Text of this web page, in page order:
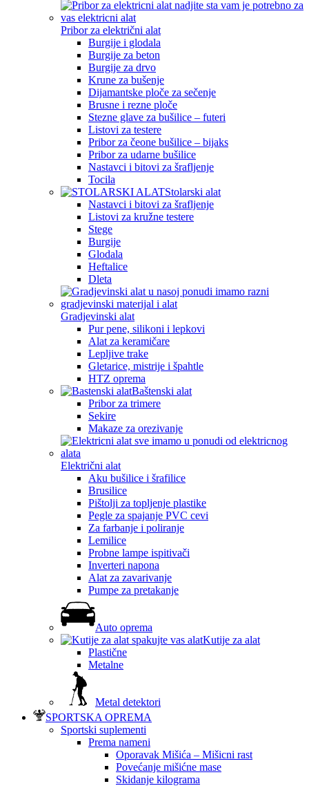
Pribor za električni alat
Burgije i glodala
Burgije za beton
Burgije za drvo
Krune za bušenje
Dijamantske ploče za sečenje
Brusne i rezne ploče
Stezne glave za bušilice – futeri
Listovi za testere
Pribor za čeone bušilice – bijaks
Pribor za udarne bušilice
Nastavci i bitovi za šrafljenje
Tocila
Stolarski alat
Nastavci i bitovi za šrafljenje
Listovi za kružne testere
Stege
Burgije
Glodala
Heftalice
Dleta
Gradjevinski alat
Pur pene, silikoni i lepkovi
Alat za keramičare
Lepljive trake
Gletarice, mistrije i špahtle
HTZ oprema
Baštenski alat
Pribor za trimere
Sekire
Makaze za orezivanje
Električni alat
Aku bušilice i šrafilice
Brusilice
Pištolji za topljenje plastike
Pegle za spajanje PVC cevi
Za farbanje i poliranje
Lemilice
Probne lampe ispitivači
Inverteri napona
Alat za zavarivanje
Pumpe za pretakanje
Auto oprema
Kutije za alat
Plastične
Metalne
Metal detektori
SPORTSKA OPREMA
Sportski suplementi
Prema nameni
Oporavak Mišića – Mišicni rast
Povećanje mišićne mase
Skidanje kilograma